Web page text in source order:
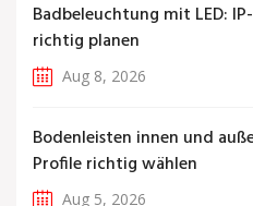
Badbeleuchtung mit LED:
richtig planen
Aug 8, 2026
Bodenleisten innen und
Profile richtig wählen
Aug 5, 2026